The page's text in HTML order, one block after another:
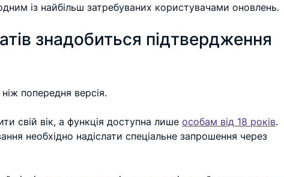
із найбільш затребуваних користувачами оновлень.
знадобиться підтвердження
попередня версія.
свій вік, а функція доступна лише особам від 18 років.
необхідно надіслати спеціальне запрошення через